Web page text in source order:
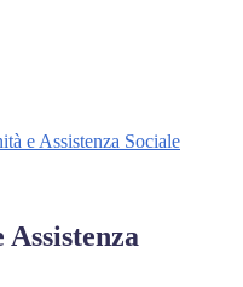
e Assistenza Sociale